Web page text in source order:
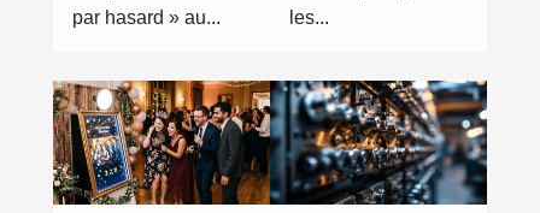
par hasard » au...
les...